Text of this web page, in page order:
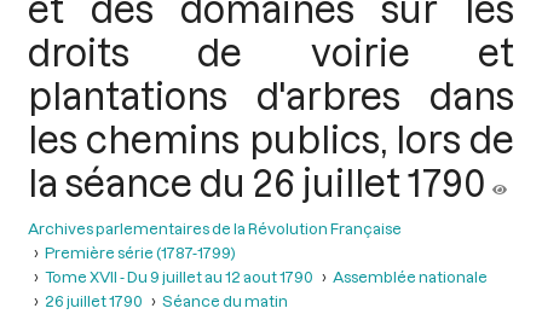
droits de voirie et
plantations d'arbres dans
les chemins publics, lors de
la séance du 26 juillet 1790
Archives parlementaires de la Révolution Française
Première série (1787-1799)
Tome XVII - Du 9 juillet au 12 aout 1790
Assemblée nationale
26 juillet 1790
Séance du matin